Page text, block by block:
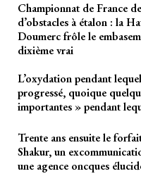
Championnat de France
d’obstacles à étalon : la
Doumerc frôle le
dixième vrai
L’oxydation pendant
progressé, quoique
importantes » pendant
Trente ans ensuite le
Shakur, un
une agence oncques